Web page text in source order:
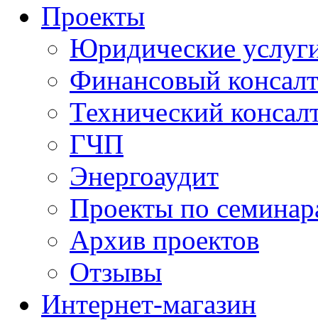
Проекты
Юридические
Финансовый
Технический
ГЧП
Энергоаудит
Проекты по
Архив проектов
Отзывы
Интернет-магазин